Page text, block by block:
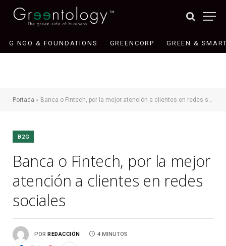
G NGO & FOUNDATIONS GREENCORP GREEN &
Portada » Banca o Fintech, por la mejor atención a clientes en redes sociales
B2G
Banca o Fintech, por la mejor
atención a clientes en redes
sociales
POR REDACCIÓN 4 MINUTOS